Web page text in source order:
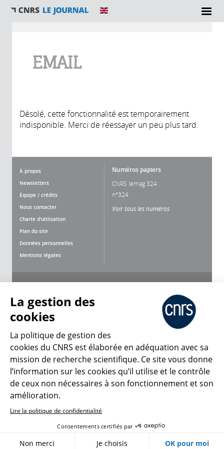
EMAIL
Désolé, cette fonctionnalité est temporairement
indisponible. Merci de réessayer un peu plus tard.
À propos
Newsletters
Équipe / crédits
Nous contacter
Charte d'utilisation
Plan du site
Données personnelles
Mentions légales
Numéros papiers
CNRS lemag 324
n°324
Voir tous les numéros
CNRS Le Mag
© 2026, CNRS
Créer un compte Se connecter
Gestion des cookies
La gestion des
cookies
La politique de gestion des
cookies du CNRS est élaborée en adéquation avec sa
mission de recherche scientifique. Ce site vous donne
l’information sur les cookies qu’il utilise et le contrôle
de ceux non nécessaires à son fonctionnement et son
amélioration.
Lire la politique de confidentialité
Consentements certifiés par
Non merci Je choisis OK pour moi